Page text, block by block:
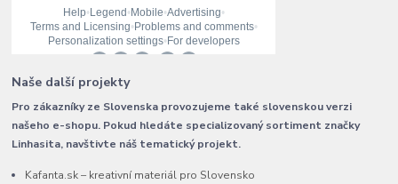
Naše další projekty
Pro zákazníky ze Slovenska provozujeme také slovenskou verzi
našeho e-shopu. Pokud hledáte specializovaný sortiment značky
Linhasita, navštivte náš tematický projekt.
Kafanta.sk – kreativní materiál pro Slovensko